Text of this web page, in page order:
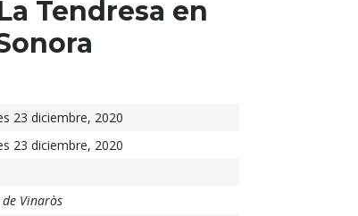
Tendresa en
23 diciembre, 2020
23 diciembre, 2020
Vinaròs